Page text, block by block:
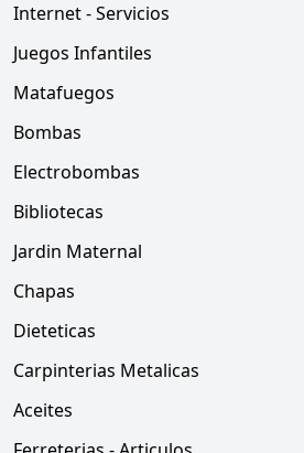
Internet - Servicios
Juegos Infantiles
Matafuegos
Bombas
Electrobombas
Bibliotecas
Jardin Maternal
Chapas
Dieteticas
Carpinterias Metalicas
Aceites